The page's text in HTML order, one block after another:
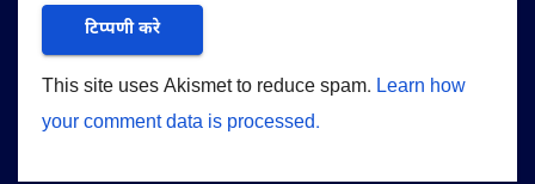
This site uses Akismet to reduce spam. Learn how
your comment data is processed.